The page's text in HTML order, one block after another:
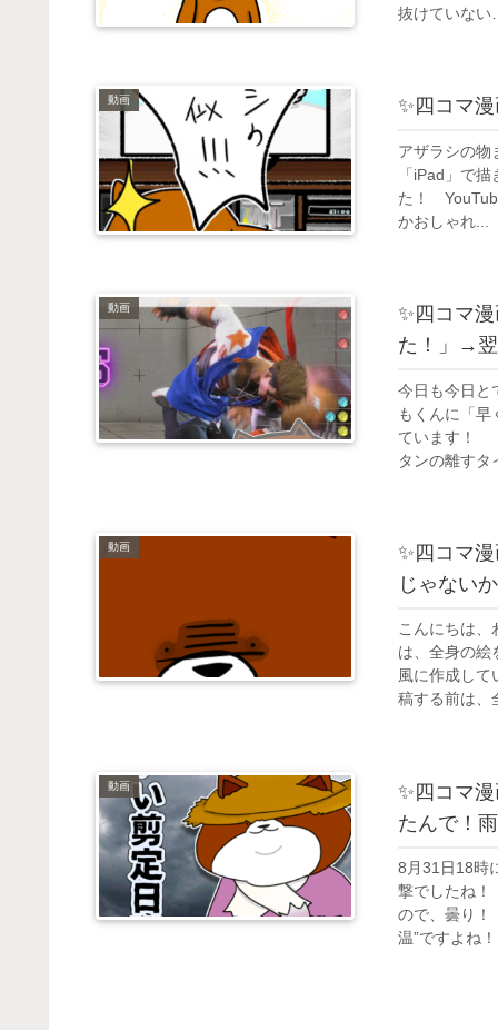
抜けていな
動画 ✨四コマ
アザラシの
「iPad」で
た！
かおしゃれ...
動画
✨四コマ
た！」→
今日も今日
もくんに「早
ています！
タンの離すタ
動画
✨四コマ
じゃない
こんにちは
は、全身の絵
風に作成し
稿する前は、
動画
✨四コマ
たんで！
8月31日18時
撃でしたね！
ので、曇り
温”ですよね